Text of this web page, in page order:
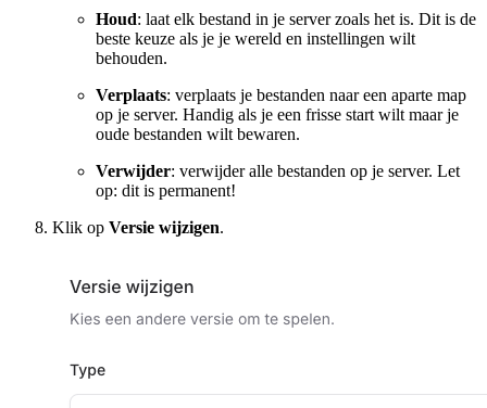
Houd: laat elk bestand in je server zoals het is. Dit is de
beste keuze als je je wereld en instellingen wilt
behouden.
Verplaats: verplaats je bestanden naar een aparte map
op je server. Handig als je een frisse start wilt maar je
oude bestanden wilt bewaren.
Verwijder: verwijder alle bestanden op je server. Let
op: dit is permanent!
Klik op Versie wijzigen.